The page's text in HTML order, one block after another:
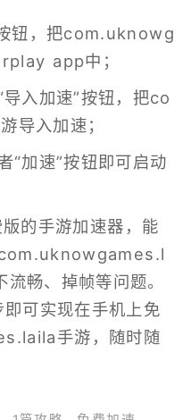
钮，把com.uknowg
app中；
入加速”按钮，把co
导入加速；
“加速”按钮即可启动
的手游加速器 ，能
com.uknowgames.l
畅、掉帧等问题。
可实现在手机上免
手游，随时随